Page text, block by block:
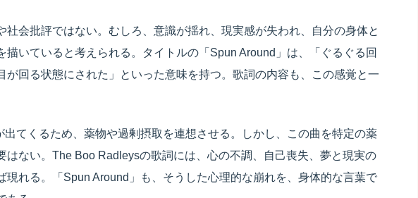
社会批評ではない。むしろ、意識が揺れ、現実感が失われ、自分の身体と
描いていると考えられる。タイトルの「Spun Around」は、「ぐるぐる回
が回る状態にされた」といった意味を持つ。歌詞の内容も、この感覚と一
てくるため、薬物や過剰摂取を連想させる。しかし、この曲を特定の薬
はない。The Boo Radleysの歌詞には、心の不調、自己喪失、夢と現実の
現れる。「Spun Around」も、そうした心理的な崩れを、身体的な言葉で